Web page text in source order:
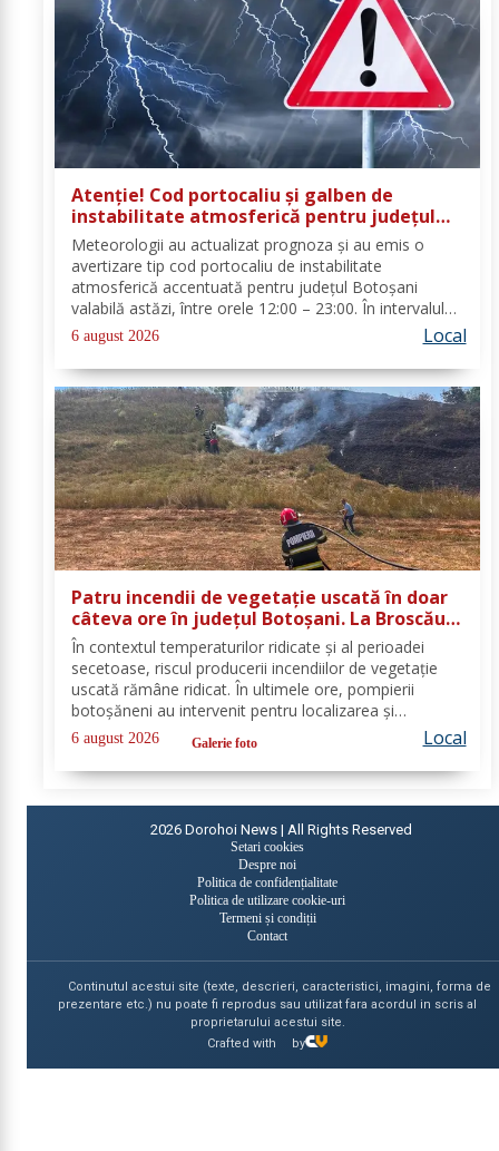
Atenție! Cod portocaliu și galben de
instabilitate atmosferică pentru județul
Botoșani
Meteorologii au actualizat prognoza și au emis o
avertizare tip cod portocaliu de instabilitate
atmosferică accentuată pentru județul Botoșani
valabilă astăzi, între orele 12:00 – 23:00. În intervalul
menționat vor fi perioade cu instabilitate atmosferică
accentuată ce se va manifesta prin...
6 august 2026 Local
Patru incendii de vegetație uscată în doar
câteva ore în județul Botoșani. La Broscăuți
a ars un hectar de vegetație
În contextul temperaturilor ridicate și al perioadei
secetoase, riscul producerii incendiilor de vegetație
uscată rămâne ridicat. În ultimele ore, pompierii
botoșăneni au intervenit pentru localizarea și
lichidarea a patru incendii de vegetație uscată,
produse în următoarele localități: Broscăuți –...
6 august 2026 Galerie foto Local
2026 Dorohoi News | All Rights Reserved
Setari cookies
Despre noi
Politica de confidențialitate
Politica de utilizare cookie-uri
Termeni și condiții
Contact
Continutul acestui site (texte, descrieri, caracteristici, imagini, forma de
prezentare etc.) nu poate fi reprodus sau utilizat fara acordul in scris al
proprietarului acestui site.
Crafted with
by